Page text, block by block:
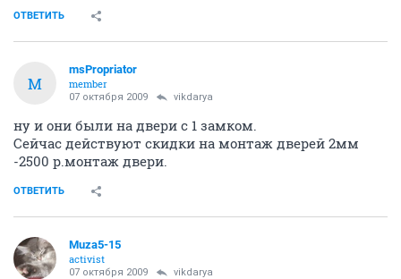
ОТВЕТИТЬ
M
msPropriator
member
07 октября 2009 vikdarya
ну и они были на двери с 1 замком.
Сейчас действуют скидки на монтаж дверей 2мм
-2500 р.монтаж двери.
ОТВЕТИТЬ
Muza5-15
activist
07 октября 2009 vikdarya